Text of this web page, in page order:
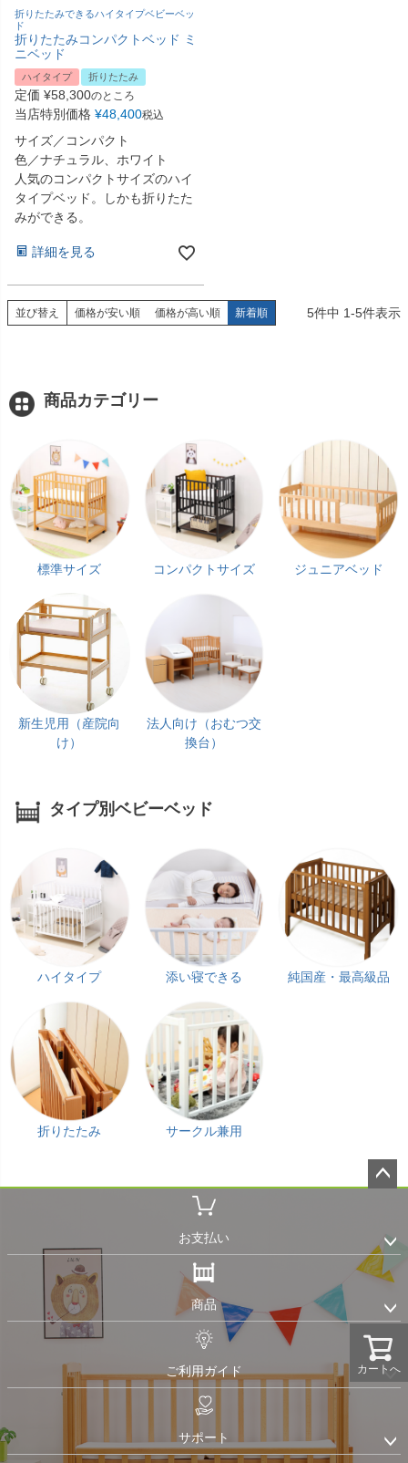
折りたたみできるハイタイプベビーベッ
ド
折りたたみコンパクトベッド ミ
ニベッド
ハイタイプ 折りたたみ
定価 ¥58,300のところ
当店特別価格 ¥48,400税込
サイズ／コンパクト
色／ナチュラル、ホワイト
人気のコンパクトサイズのハイ
タイプベッド。しかも折りたた
みができる。
詳細を見る
並び替え 価格が安い順 価格が高い順 新着順 5件中 1-5件表示
カートへ
商品カテゴリー
標準サイズ コンパクトサイズ ジュニアベッド
新生児用（産院向
け）
法人向け（おむつ交
換台）
タイプ別ベビーベッド
ハイタイプ 添い寝できる 純国産・最高級品
折りたたみ サークル兼用
へ
お支払い
商品
ご利用ガイド
サポート